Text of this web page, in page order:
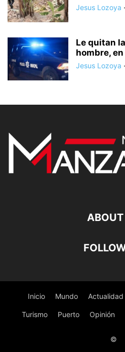
Jesus Lozoya
Le quitan
hombre,
Jesus Lozoya
Inicio Mundo Actualidad
Turismo Puerto Opinión
©